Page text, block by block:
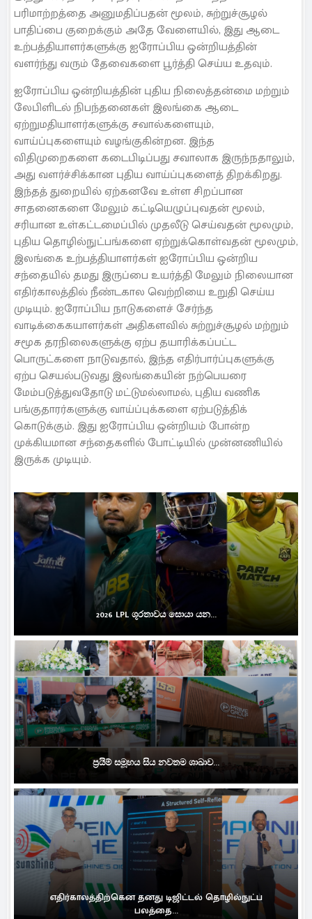
பரிமாற்றத்தை அனுமதிப்பதன் மூலம், சுற்றுச்சூழல்
பாதிப்பை குறைக்கும் அதே வேளையில், இது ஆடை
உற்பத்தியாளர்களுக்கு ஐரோப்பிய ஒன்றியத்தின்
வளர்ந்து வரும் தேவைகளை பூர்த்தி செய்ய உதவும்.
ஐரோப்பிய ஒன்றியத்தின் புதிய நிலைத்தன்மை மற்றும்
லேபிளிடல் நிபந்தனைகள் இலங்கை ஆடை
ஏற்றுமதியாளர்களுக்கு சவால்களையும்,
வாய்ப்புகளையும் வழங்குகின்றன. இந்த
விதிமுறைகளை கடைபிடிப்பது சவாலாக இருந்நதாலும்,
அது வளர்ச்சிக்கான புதிய வாய்ப்புகளைத் திறக்கிறது.
இந்தத் துறையில் ஏற்கனவே உள்ள சிறப்பான
சாதனைகளை மேலும் கட்டியெழுப்புவதன் மூலம்,
சரியான உள்கட்டமைப்பில் முதலீடு செய்வதன் மூலமும்,
புதிய தொழில்நுட்பங்களை ஏற்றுக்கொள்வதன் மூலமும்,
இலங்கை உற்பத்தியாளர்கள் ஐரோப்பிய ஒன்றிய
சந்தையில் தமது இருப்பை உயர்த்தி மேலும் நிலையான
எதிர்காலத்தில் நீண்டகால வெற்றியை உறுதி செய்ய
முடியும். ஐரோப்பிய நாடுகளைச் சேர்ந்த
வாடிக்கைகயாளர்கள் அதிகளவில் சுற்றுச்சூழல் மற்றும்
சமூக தரநிலைகளுக்கு ஏற்ப தயாரிக்கப்பட்ட
பொருட்களை நாடுவதால், இந்த எதிர்பார்ப்புகளுக்கு
ஏற்ப செயல்படுவது இலங்கையின் நற்பெயரை
மேம்படுத்துவதோடு மட்டுமல்லாமல், புதிய வணிக
பங்குதாரர்களுக்கு வாய்ப்புக்களை ஏற்படுத்திக்
கொடுக்கும். இது ஐரோப்பிய ஒன்றியம் போன்ற
முக்கியமான சந்தைகளில் போட்டியில் முன்னணியில்
இருக்க முடியும்.
2026 LPL ශූරතාවය සොයා යන...
ප්‍රයිම් සමූහය සිය නවතම ශාඛාව...
எதிர்காலத்திற்கென தனது டிஜிட்டல் தொழில்நுட்ப
பலத்தை...